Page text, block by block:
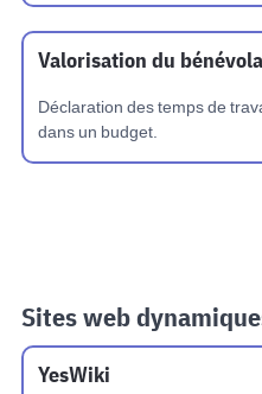
Valorisation du
Déclaration des temps de
dans un budget.
Sites web
YesWiki